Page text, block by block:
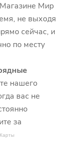
Мир
не выходя
сейчас, и
по месту
нашего
вас не
за